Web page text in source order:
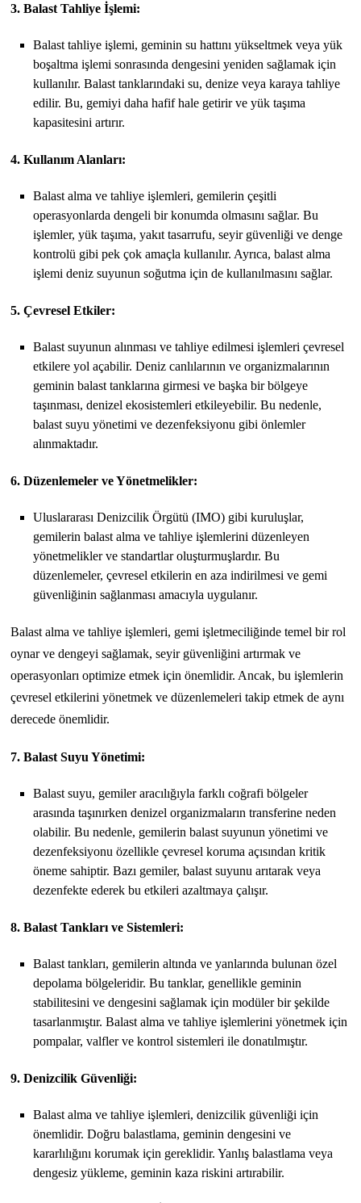
3. Balast Tahliye İşlemi:
Balast tahliye işlemi, geminin su hattını yükseltmek veya yük
boşaltma işlemi sonrasında dengesini yeniden sağlamak için
kullanılır. Balast tanklarındaki su, denize veya karaya tahliye
edilir. Bu, gemiyi daha hafif hale getirir ve yük taşıma
kapasitesini artırır.
4. Kullanım Alanları:
Balast alma ve tahliye işlemleri, gemilerin çeşitli
operasyonlarda dengeli bir konumda olmasını sağlar. Bu
işlemler, yük taşıma, yakıt tasarrufu, seyir güvenliği ve denge
kontrolü gibi pek çok amaçla kullanılır. Ayrıca, balast alma
işlemi deniz suyunun soğutma için de kullanılmasını sağlar.
5. Çevresel Etkiler:
Balast suyunun alınması ve tahliye edilmesi işlemleri çevresel
etkilere yol açabilir. Deniz canlılarının ve organizmalarının
geminin balast tanklarına girmesi ve başka bir bölgeye
taşınması, denizel ekosistemleri etkileyebilir. Bu nedenle,
balast suyu yönetimi ve dezenfeksiyonu gibi önlemler
alınmaktadır.
6. Düzenlemeler ve Yönetmelikler:
Uluslararası Denizcilik Örgütü (IMO) gibi kuruluşlar,
gemilerin balast alma ve tahliye işlemlerini düzenleyen
yönetmelikler ve standartlar oluşturmuşlardır. Bu
düzenlemeler, çevresel etkilerin en aza indirilmesi ve gemi
güvenliğinin sağlanması amacıyla uygulanır.
Balast alma ve tahliye işlemleri, gemi işletmeciliğinde temel bir rol
oynar ve dengeyi sağlamak, seyir güvenliğini artırmak ve
operasyonları optimize etmek için önemlidir. Ancak, bu işlemlerin
çevresel etkilerini yönetmek ve düzenlemeleri takip etmek de aynı
derecede önemlidir.
7. Balast Suyu Yönetimi:
Balast suyu, gemiler aracılığıyla farklı coğrafi bölgeler
arasında taşınırken denizel organizmaların transferine neden
olabilir. Bu nedenle, gemilerin balast suyunun yönetimi ve
dezenfeksiyonu özellikle çevresel koruma açısından kritik
öneme sahiptir. Bazı gemiler, balast suyunu arıtarak veya
dezenfekte ederek bu etkileri azaltmaya çalışır.
8. Balast Tankları ve Sistemleri:
Balast tankları, gemilerin altında ve yanlarında bulunan özel
depolama bölgeleridir. Bu tanklar, genellikle geminin
stabilitesini ve dengesini sağlamak için modüler bir şekilde
tasarlanmıştır. Balast alma ve tahliye işlemlerini yönetmek için
pompalar, valfler ve kontrol sistemleri ile donatılmıştır.
9. Denizcilik Güvenliği:
Balast alma ve tahliye işlemleri, denizcilik güvenliği için
önemlidir. Doğru balastlama, geminin dengesini ve
kararlılığını korumak için gereklidir. Yanlış balastlama veya
dengesiz yükleme, geminin kaza riskini artırabilir.